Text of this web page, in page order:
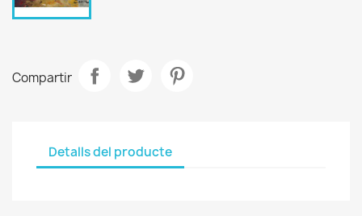
Compartir
Detalls del producte